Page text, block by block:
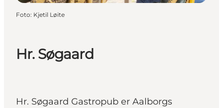
Hr. Søgaard
Hr. Søgaard Gastropub er Aalborgs
Foto: Kjetil Løite